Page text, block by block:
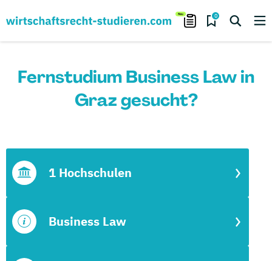
0
Fernstudium Business Law in
Graz gesucht?
Business Law
1 Hochschulen